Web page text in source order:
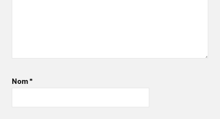
Nom*